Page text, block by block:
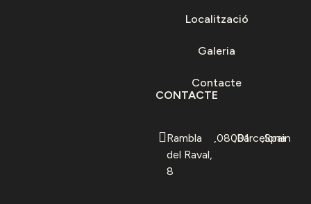
Localització
Galeria
Contacte
CONTACTE
Rambla
del Raval,
8
,08001
,Barcelona
,Spain